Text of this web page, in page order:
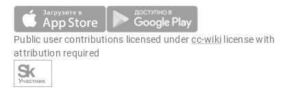
Public user contributions licensed undercc-wiki license with
attribution required